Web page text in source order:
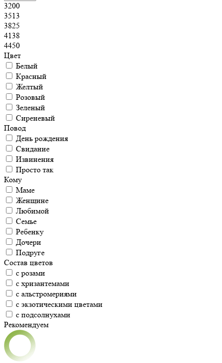
3200
3513
3825
4138
4450
Цвет
Белый
Красный
Желтый
Розовый
Зеленый
Сиреневый
Повод
День рождения
Свидание
Извинения
Просто так
Кому
Маме
Женщине
Любимой
Семье
Ребенку
Дочери
Подруге
Состав цветов
с розами
с хризантемами
с альстромериями
с экзотическими цветами
с подсолнухами
Рекомендуем